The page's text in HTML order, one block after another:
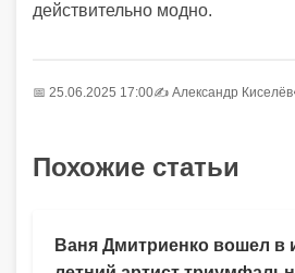
действительно модно.
📅 25.06.2025 17:00✍️ Александр Киселёв
Похожие статьи
Ваня Дмитриенко вошел в